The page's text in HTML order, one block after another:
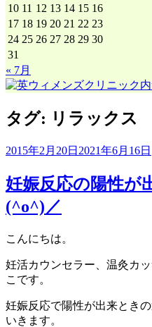
10 11 12 13 14 15 16
17 18 19 20 21 22 23
24 25 26 27 28 29 30
31
« 7月
タグ: リラックス
2015年2月20日 2021年6月16日
妊娠反応の陽性が
(^o^)／
こんにちは。
妊活カウンセラー、温灸カ
こです。
妊娠反応で陽性が出来とき
いきます。